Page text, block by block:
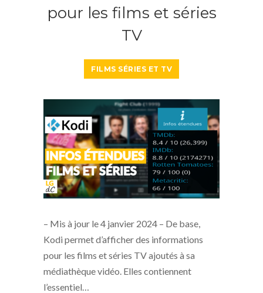
pour les films et séries
TV
FILMS SÉRIES ET TV
– Mis à jour le 4 janvier 2024 – De base,
Kodi permet d’afficher des informations
pour les films et séries TV ajoutés à sa
médiathèque vidéo. Elles contiennent
l’essentiel…